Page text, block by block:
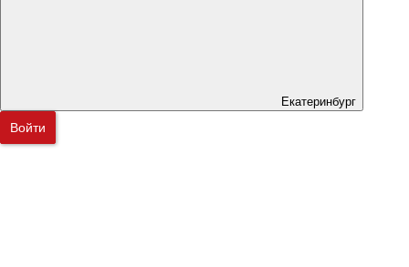
Екатеринбург
Войти